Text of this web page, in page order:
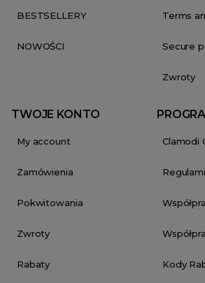
BESTSELLERY
NOWOŚCI
Terms
Secure
Zwroty
TWOJE KONTO
My account
Zamówienia
Pokwitowania
Zwroty
Rabaty
Clamodi
Kody